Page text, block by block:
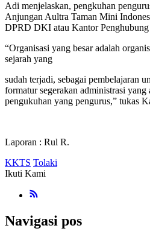
Adi menjelaskan, pengkuhan
Anjungan Aultra Taman Mini
DPRD DKI atau Kantor Penghubung
“Organisasi yang besar adalah
sejarah yang
sudah terjadi, sebagai pembelajaran
formatur segerakan administrasi yang
pengukuhan yang pengurus,” tukas
Laporan : Rul R.
KKTS Tolaki
Ikuti Kami
Navigasi pos